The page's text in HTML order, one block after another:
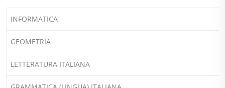
INFORMATICA
GEOMETRIA
LETTERATURA ITALIANA